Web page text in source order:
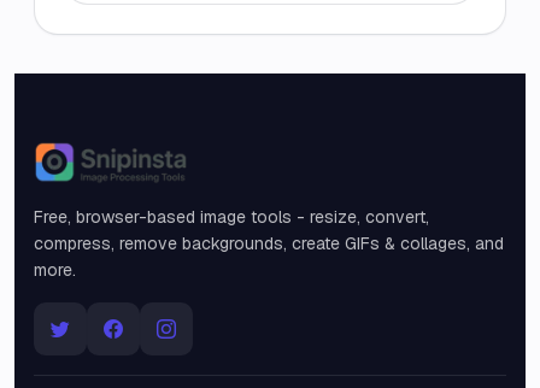
Snipinsta
Free, browser-based image tools - resize, convert,
compress, remove backgrounds, create GIFs & collages, and
more.